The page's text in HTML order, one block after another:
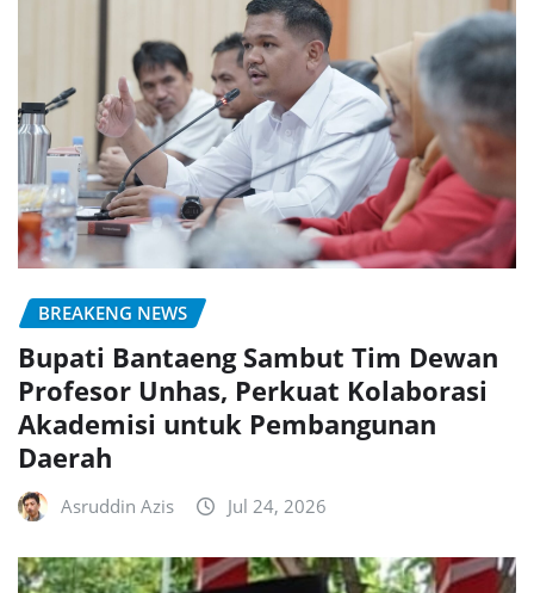
BREAKENG NEWS
Bupati Bantaeng Sambut Tim Dewan
Profesor Unhas, Perkuat Kolaborasi
Akademisi untuk Pembangunan
Daerah
Asruddin Azis Jul 24, 2026